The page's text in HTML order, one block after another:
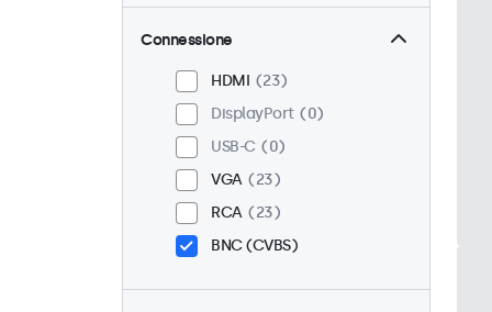
Connessione
HDMI
23
DisplayPort
0
USB-C
0
VGA
23
RCA
23
BNC (CVBS)